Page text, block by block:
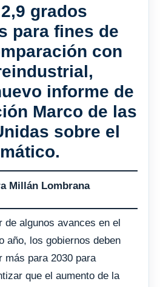
grados
para fines de
con
informe de
Marco de las
sobre el
Millán Lombrana
de algunos avances en el
año, los gobiernos deben
más para 2030 para
que el aumento de la